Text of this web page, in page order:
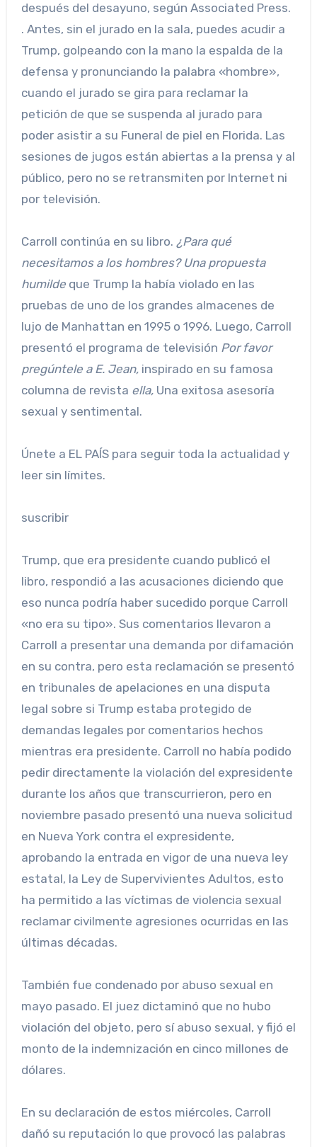
después del desayuno, según Associated Press.
. Antes, sin el jurado en la sala, puedes acudir a
Trump, golpeando con la mano la espalda de la
defensa y pronunciando la palabra «hombre»,
cuando el jurado se gira para reclamar la
petición de que se suspenda al jurado para
poder asistir a su Funeral de piel en Florida. Las
sesiones de jugos están abiertas a la prensa y al
público, pero no se retransmiten por Internet ni
por televisión.
Carroll continúa en su libro. ¿Para qué
necesitamos a los hombres? Una propuesta
humilde que Trump la había violado en las
pruebas de uno de los grandes almacenes de
lujo de Manhattan en 1995 o 1996. Luego, Carroll
presentó el programa de televisión Por favor
pregúntele a E. Jean,inspirado en su famosa
columna de revista ella,Una exitosa asesoría
sexual y sentimental.
Únete a EL PAÍS para seguir toda la actualidad y
leer sin límites.
suscribir
Trump, que era presidente cuando publicó el
libro, respondió a las acusaciones diciendo que
eso nunca podría haber sucedido porque Carroll
«no era su tipo». Sus comentarios llevaron a
Carroll a presentar una demanda por difamación
en su contra, pero esta reclamación se presentó
en tribunales de apelaciones en una disputa
legal sobre si Trump estaba protegido de
demandas legales por comentarios hechos
mientras era presidente. Carroll no había podido
pedir directamente la violación del expresidente
durante los años que transcurrieron, pero en
noviembre pasado presentó una nueva solicitud
en Nueva York contra el expresidente,
aprobando la entrada en vigor de una nueva ley
estatal, la Ley de Supervivientes Adultos, esto
ha permitido a las víctimas de violencia sexual
reclamar civilmente agresiones ocurridas en las
últimas décadas.
También fue condenado por abuso sexual en
mayo pasado. El juez dictaminó que no hubo
violación del objeto, pero sí abuso sexual, y fijó el
monto de la indemnización en cinco millones de
dólares.
En su declaración de estos miércoles, Carroll
dañó su reputación lo que provocó las palabras